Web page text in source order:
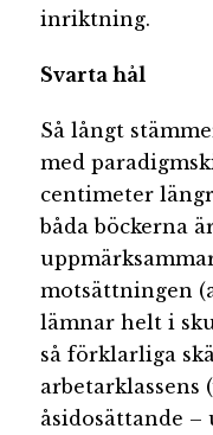
inriktning.
Svarta hål
Så långt
med
centimeter
båda böckerna
motsättningen
lämnar helt i
så förklarliga
åsidosättande –